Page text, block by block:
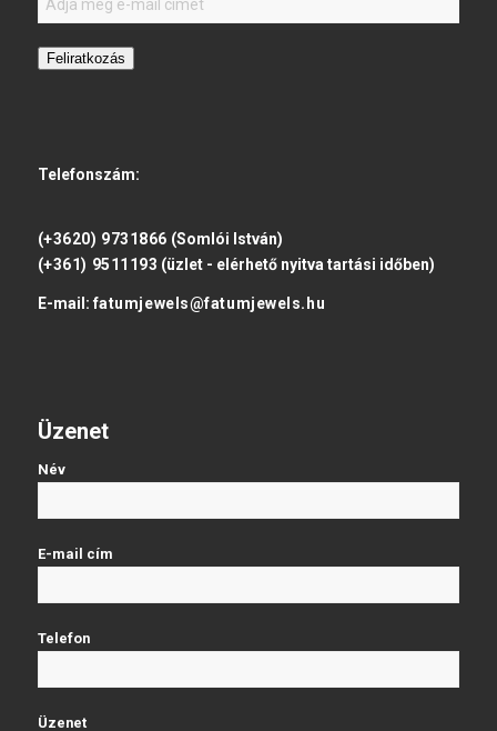
Feliratkozás
Telefonszám:
(+3620) 9731866 (Somlói István)
(+361) 9511193 (üzlet - elérhető nyitva tartási időben)
E-mail: fatumjewels@fatumjewels.hu
Üzenet
Név
E-mail cím
Telefon
Üzenet